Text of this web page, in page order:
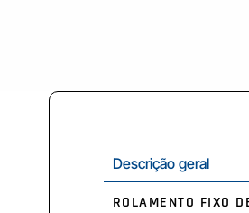
Descrição geral
ROLAMENTO FIXO